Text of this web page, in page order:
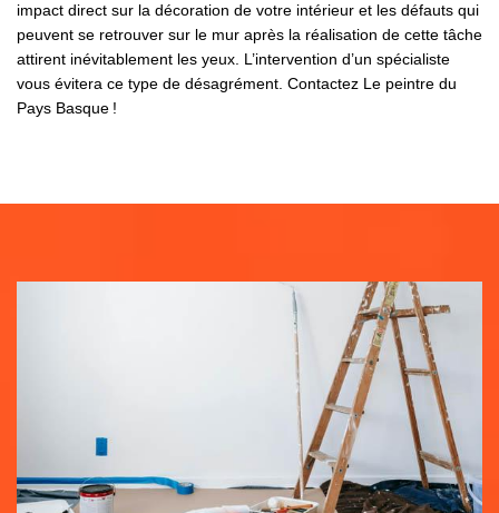
impact direct sur la décoration de votre intérieur et les défauts qui
peuvent se retrouver sur le mur après la réalisation de cette tâche
attirent inévitablement les yeux. L’intervention d’un spécialiste
vous évitera ce type de désagrément. Contactez Le peintre du
Pays Basque !